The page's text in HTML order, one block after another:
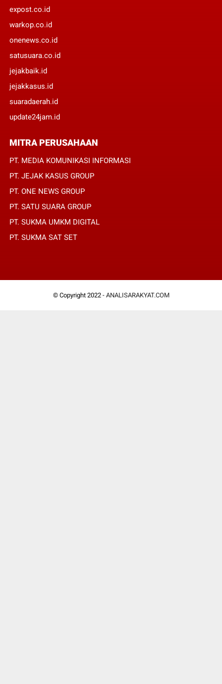
expost.co.id
warkop.co.id
onenews.co.id
satusuara.co.id
jejakbaik.id
jejakkasus.id
suaradaerah.id
update24jam.id
MITRA PERUSAHAAN
PT. MEDIA KOMUNIKASI INFORMASI
PT. JEJAK KASUS GROUP
PT. ONE NEWS GROUP
PT. SATU SUARA GROUP
PT. SUKMA UMKM DIGITAL
PT. SUKMA SAT SET
© Copyright 2022 - ANALISARAKYAT.COM